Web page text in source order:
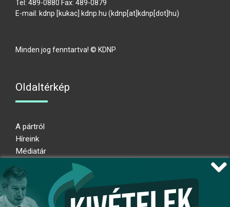
Tel: 489-0880 Fax: 489-0879
E-mail: kdnp [kukac] kdnp hu (kdnp[at]kdnp[dot]hu)
Minden jog fenntartva! © KDNP
Oldaltérkép
A pártról
Híreink
Médiatár
Adatkezelési nyilatkozat
Átláthatósági nyilatkozat
Ugrás az oldal tetejére